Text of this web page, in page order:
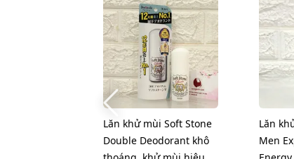
Lăn khử mùi Soft Stone
Double Deodorant khô
Lăn
Men